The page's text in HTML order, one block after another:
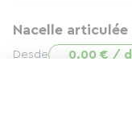
Nacelle
Desde 0.00 € /